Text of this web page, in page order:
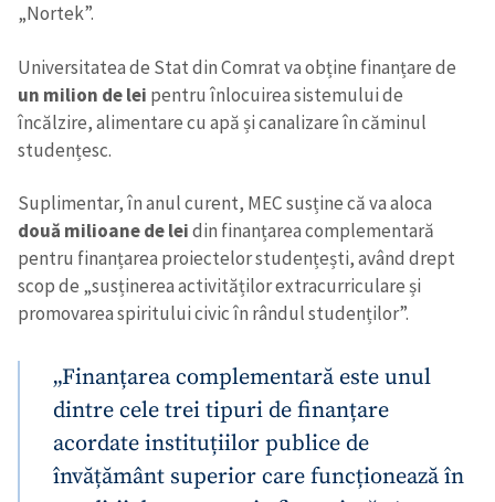
„Nortek”.
Universitatea de Stat din Comrat va obține finanțare de
un milion de lei pentru înlocuirea sistemului de
încălzire, alimentare cu apă și canalizare în căminul
studențesc.
Suplimentar, în anul curent, MEC susține că va aloca
două milioane de leidin finanțarea complementară
pentru finanțarea proiectelor studențești, având drept
scop de „susținerea activităților extracurriculare și
promovarea spiritului civic în rândul studenților”.
„Finanțarea complementară este unul
dintre cele trei tipuri de finanțare
acordate instituțiilor publice de
învățământ superior care funcționează în